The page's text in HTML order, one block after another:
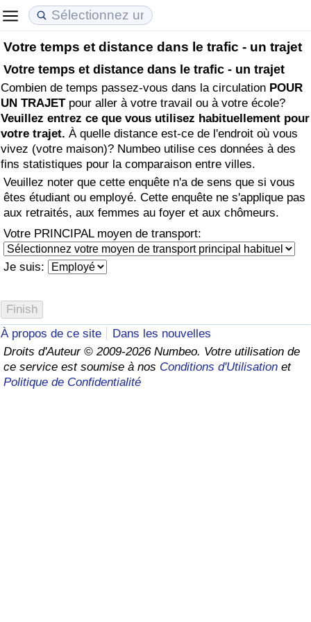
Votre temps et distance dans le trafic - un trajet
Votre temps et distance dans le trafic - un trajet
Combien de temps passez-vous dans la circulation POUR
UN TRAJETpour aller à votre travail ou à votre école?
Veuillez entrez ce que vous utilisez habituellement pour
votre trajet. À quelle distance est-ce de l'endroit où vous
vivez (votre maison)? Numbeo utilise ces données à des
fins statistiques pour la comparaison entre villes.
Veuillez noter que cette enquête n'a de sens que si vous
êtes étudiant ou employé. Cette enquête ne s'applique pas
aux retraités, aux femmes au foyer et aux chômeurs.
Votre PRINCIPAL moyen de transport:
Je suis:
À propos de ce site
Dans les nouvelles
Droits d'Auteur © 2009-2026 Numbeo. Votre utilisation de
ce service est soumise à nos Conditions d'Utilisation et
Politique de Confidentialité
Coût de la vie
Indice du Coût de la Vie (Actuel)
Indice du Coût de la Vie
Indice du coût de la vie par pays
à Akaba
Prix de l'immobilier
Indice des Prix de l'immobilier (Actuel)
Indice des Prix de l'immobilier
Indice des Prix de l'immobilier par Pays
Qualité de Vie
Indice de Qualité de Vie
Indice de Qualité de Vie (Actuel)
Indice de qualité de vie par pays
Criminalité
Indice de Criminalité (Actuel)
Indice de Criminalité
Indice de criminalité par pays
Soins de santé
Indice des soins de santé (Actuel)